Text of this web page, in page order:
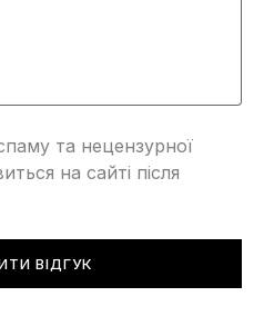
та нецензурної
на сайті після
ВІДГУК